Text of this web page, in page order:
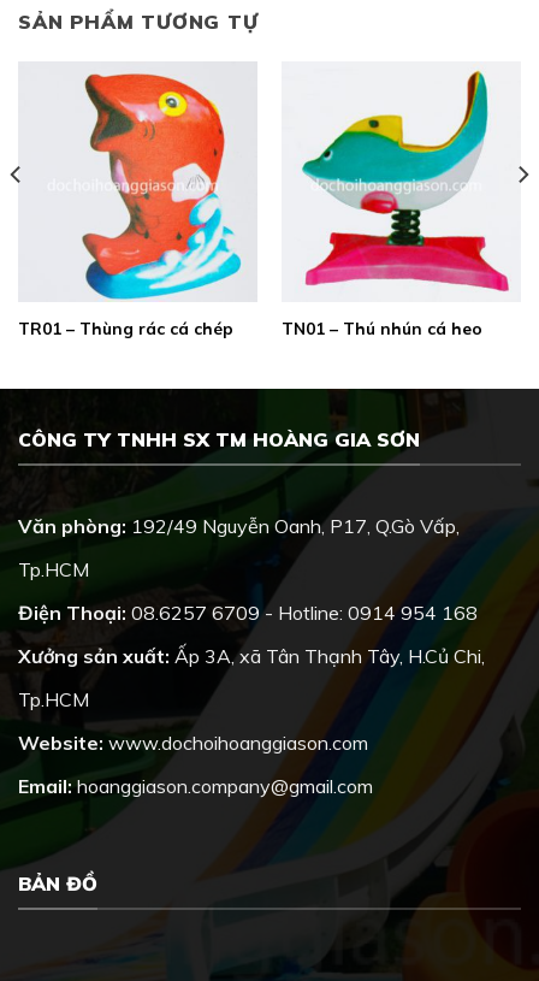
SẢN PHẨM TƯƠNG TỰ
TR01 – Thùng rác cá chép TN01 – Thú nhún cá heo
CÔNG TY TNHH SX TM HOÀNG GIA SƠN
Văn phòng: 192/49 Nguyễn Oanh, P17, Q.Gò Vấp,
Tp.HCM
Điện Thoại: 08.6257 6709 - Hotline: 0914 954 168
Xưởng sản xuất: Ấp 3A, xã Tân Thạnh Tây, H.Củ Chi,
Tp.HCM
Website: www.dochoihoanggiason.com
Email:hoanggiason.company@gmail.com
BẢN ĐỒ